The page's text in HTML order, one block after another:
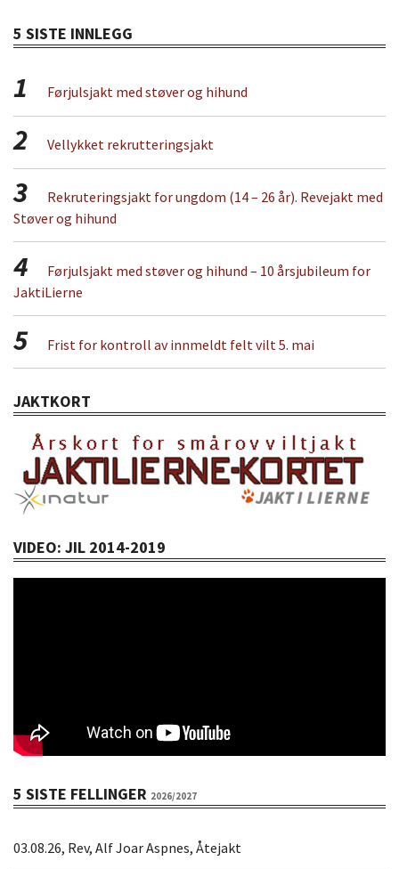
5 SISTE INNLEGG
1 Førjulsjakt med støver og hihund
2 Vellykket rekrutteringsjakt
3
Rekruteringsjakt for ungdom (14 – 26 år). Revejakt med
Støver og hihund
4
Førjulsjakt med støver og hihund – 10 årsjubileum for
JaktiLierne
5 Frist for kontroll av innmeldt felt vilt 5. mai
JAKTKORT
VIDEO: JIL 2014-2019
5 SISTE FELLINGER 2026/2027
03.08.26, Rev, Alf Joar Aspnes, Åtejakt